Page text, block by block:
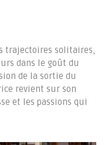
trajectoires solitaires,
dans le goût du
de la sortie du
revient sur son
et les passions qui